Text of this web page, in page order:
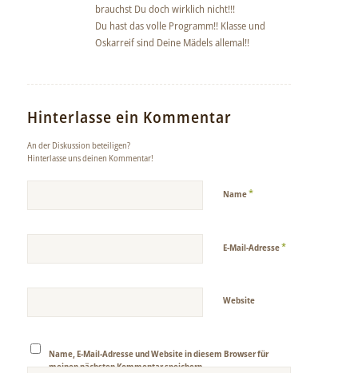
brauchst Du doch wirklich nicht!!!
Du hast das volle Programm!! Klasse und
Oskarreif sind Deine Mädels allemal!!
Hinterlasse ein Kommentar
An der Diskussion beteiligen?
Hinterlasse uns deinen Kommentar!
Name*
E-Mail-Adresse*
Website
Name, E-Mail-Adresse und Website in diesem Browser für
meinen nächsten Kommentar speichern.